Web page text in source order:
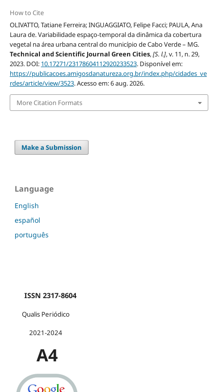
How to Cite
OLIVATTO, Tatiane Ferreira; INGUAGGIATO, Felipe Facci; PAULA, Ana
Laura de. Variabilidade espaço-temporal da dinâmica da cobertura
vegetal na área urbana central do município de Cabo Verde – MG.
Technical and Scientific Journal Green Cities,[S. l.], v. 11, n. 29,
2023. DOI: 10.17271/23178604112920233523. Disponível em:
https://publicacoes.amigosdanatureza.org.br/index.php/cidades_ve
rdes/article/view/3523. Acesso em: 6 aug. 2026.
More Citation Formats
Make a Submission
Language
English
español
português
ISSN 2317-8604
Qualis Periódico
2021-2024
A4